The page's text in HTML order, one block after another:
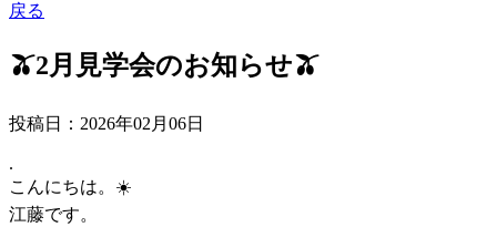
戻る
🫒2月見学会のお知らせ🫒
投稿日：2026年02月06日
.
こんにちは。☀️
江藤です。